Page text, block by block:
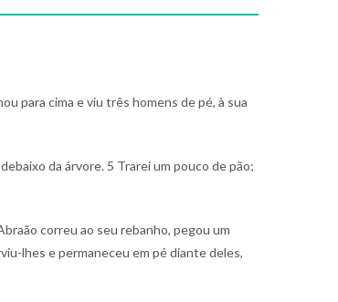
para cima e viu três homens de pé, à sua
da árvore. 5 Trarei um pouco de pão;
correu ao seu rebanho, pegou um
lhes e permaneceu em pé diante deles,